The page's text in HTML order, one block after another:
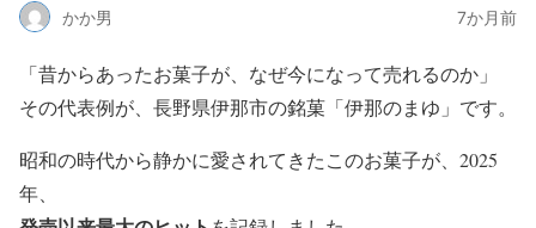
かか男 7か月前
「昔からあったお菓子が、なぜ今になって売れるのか」
その代表例が、長野県伊那市の銘菓「伊那のまゆ」です。
昭和の時代から静かに愛されてきたこのお菓子が、2025
年、